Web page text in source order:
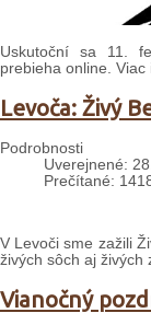
Uskutoční sa 11.
prebieha online. Viac
Levoča: Živý
Podrobnosti
Uverejnené:
Prečítané:
V Levoči sme zažili
živých sôch aj živých
Vianočný